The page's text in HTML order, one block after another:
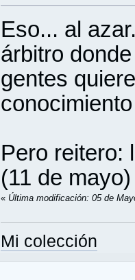
Eso... al
árbitro
gentes
Pero reitero:
(11 de mayo)
« Última modificación: 05 de
Mi colección